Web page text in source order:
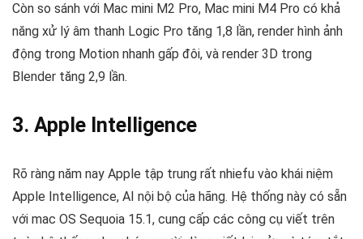
Còn so sánh với Mac mini M2 Pro, Mac mini M4 Pro có khả
năng xử lý âm thanh Logic Pro tăng 1,8 lần, render hình ảnh
động trong Motion nhanh gấp đôi, và render 3D trong
Blender tăng 2,9 lần.
3. Apple Intelligence
Rõ ràng năm nay Apple tập trung rất nhiefu vào khái niệm
Apple Intelligence, AI nội bộ của hãng. Hệ thống này có sẵn
với mac OS Sequoia 15.1, cung cấp các công cụ viết trên